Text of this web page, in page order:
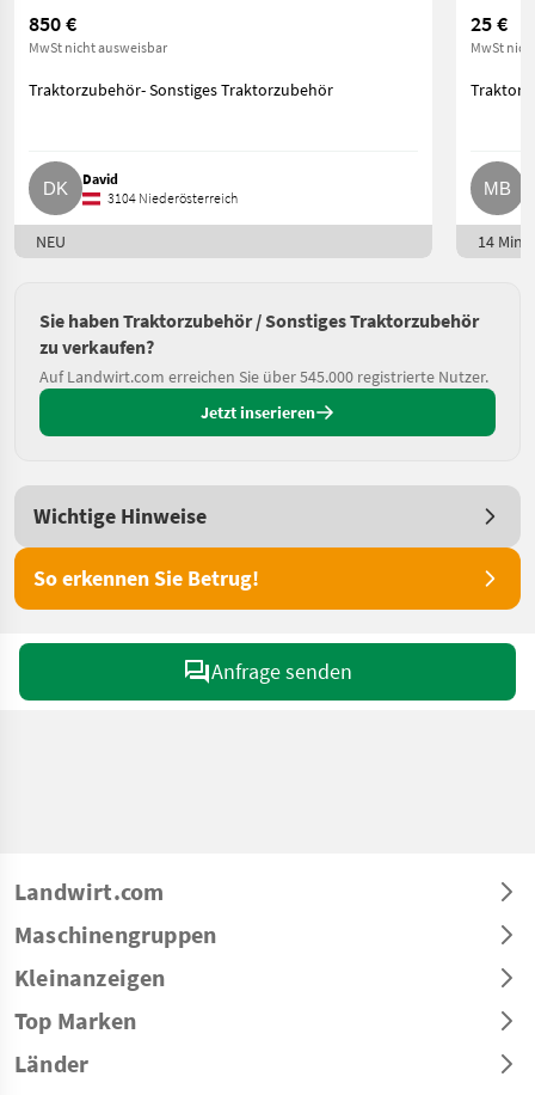
850 €
MwSt nicht ausweisbar
Traktorzubehör- Sonstiges Traktorzubehör
David
3104 Niederösterreich
NEU
25 €
MwSt
14 Min.
Sie haben Traktorzubehör / Sonstiges Traktorzubehör
zu verkaufen?
Auf Landwirt.com erreichen Sie über 545.000 registrierte Nutzer.
Jetzt inserieren
Wichtige Hinweise
So erkennen Sie Betrug!
Anfrage senden
Landwirt.com
Maschinengruppen
Kleinanzeigen
Top Marken
Länder